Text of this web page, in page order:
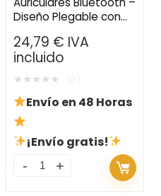
Diseño Plegable con
Auxiliar
24,79 € IVA
incluido
★★★★★
Envío en 48 Horas
¡Envío gratis!